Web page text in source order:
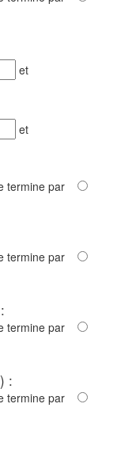
et
et
termine par
termine par
termine par
:
termine par